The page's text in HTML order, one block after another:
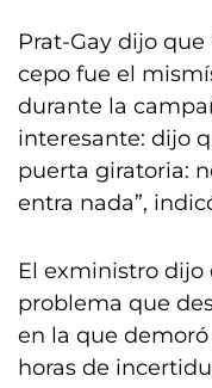
Prat-Gay dijo
cepo fue el
durante la
interesante: dijo
puerta giratoria:
entra nada”,
El exministro dijo
problema que
en la que
horas de